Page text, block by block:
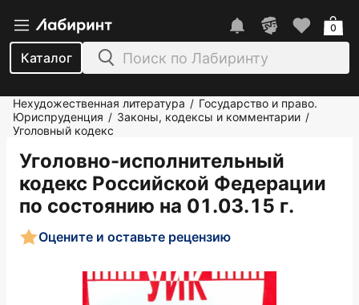
Каталог
0
Нехудожественная литература / Государство и право.
Юриспруденция / Законы, кодексы и комментарии /
Уголовный кодекс
Уголовно-исполнительный
кодекс Российской Федерации
по состоянию на 01.03.15 г.
Оцените и оставьте рецензию